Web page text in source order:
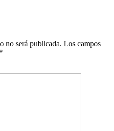
no será publicada. Los campos
*